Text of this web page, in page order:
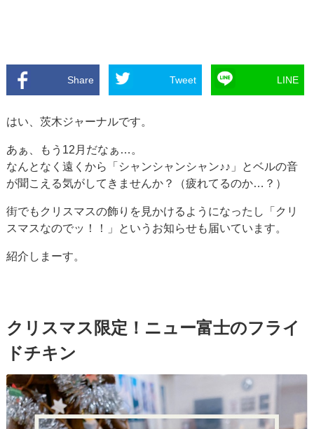
Share Tweet LINE
はい、茨木ジャーナルです。
あぁ、もう12月だなぁ…。
なんとなく遠くから「シャンシャンシャン♪♪」とベルの音
が聞こえる気がしてきませんか？（疲れてるのか…？）
街でもクリスマスの飾りを見かけるようになったし「クリ
スマスなのでッ！！」というお知らせも届いています。
紹介しまーす。
クリスマス限定！ニュー富士のフライ
ドチキン